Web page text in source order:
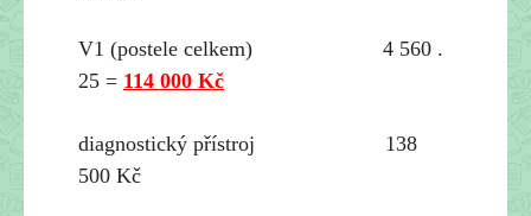
V1 (postele celkem) 4 560 .
25 = 114 000 Kč
diagnostický přístroj 138
500 Kč